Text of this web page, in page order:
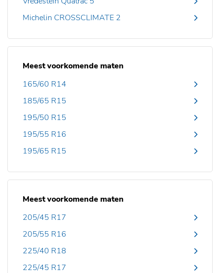
Michelin CROSSCLIMATE 2
Meest voorkomende maten
165/60 R14
185/65 R15
195/50 R15
195/55 R16
195/65 R15
Meest voorkomende maten
205/45 R17
205/55 R16
225/40 R18
225/45 R17